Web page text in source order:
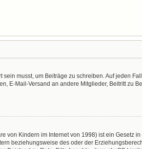
musst, um Beiträge zu schreiben. Auf jeden
E-Mail-Versand an andere Mitglieder, Beitritt zu
von Kindern im Internet von 1998) ist ein Gesetz
beziehungsweise des oder der